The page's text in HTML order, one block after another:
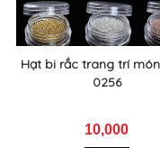
Hạt bi rắc trang trí
0256
10,000